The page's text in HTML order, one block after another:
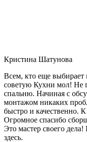
Кристина Шатунова
Всем, кто еще выбирает
советую Кухни мол! Не
спальню. Начиная с
монтажом никаких
быстро и качественно.
Огромное спасибо
Это мастер своего дела!
здесь.